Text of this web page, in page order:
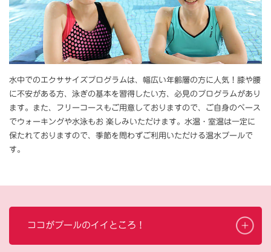
水中でのエクササイズプログラムは、幅広い年齢層の方に人気！膝や腰
に不安がある方、泳ぎの基本を習得したい方、必見のプログラムがあり
ます。また、フリーコースもご用意しておりますので、ご自身のペース
でウォーキングや水泳もお 楽しみいただけます。水温・室温は一定に
保たれておりますので、季節を問わずご利用いただける温水プールで
す。
ココがプールのイイところ！